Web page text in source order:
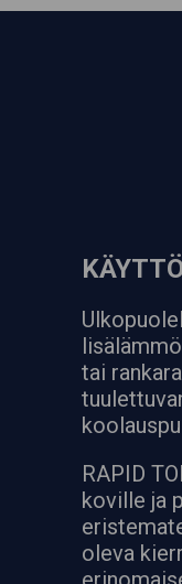
tai
RAPID
koville ja
oleva